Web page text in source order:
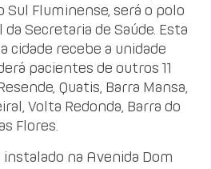
Sul Fluminense, será o polo
Secretaria de Saúde. Esta
cidade recebe a unidade
pacientes de outros 11
Quatis, Barra Mansa,
Volta Redonda, Barra do
Flores.
na Avenida Dom